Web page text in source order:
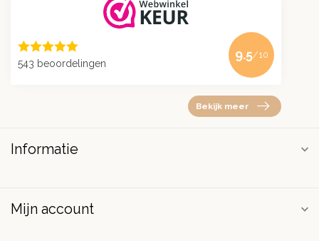
543 beoordelingen
9.5/10
Bekijk meer
Informatie
Mijn account